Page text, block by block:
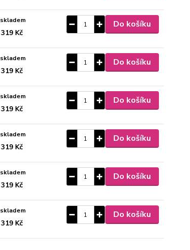
319 Kč
skladem Do košíku
319 Kč
skladem Do košíku
319 Kč
skladem Do košíku
319 Kč
skladem Do košíku
319 Kč
skladem Do košíku
319 Kč
skladem Do košíku